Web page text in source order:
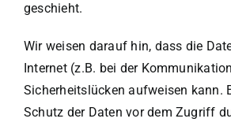
geschieht.
Wir weisen darauf hin, dass die
Internet (z.B. bei der
Sicherheitslücken aufweisen kann.
Schutz der Daten vor dem Zugriff